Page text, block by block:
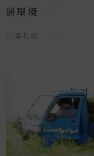
居環境
山海札記